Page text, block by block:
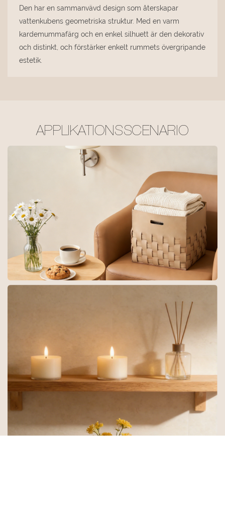
Den har en sammanvävd design som återskapar
vattenkubens geometriska struktur. Med en varm
kardemummafärg och en enkel silhuett är den dekorativ
och distinkt, och förstärker enkelt rummets övergripande
estetik.
APPLIKATIONSSCENARIO